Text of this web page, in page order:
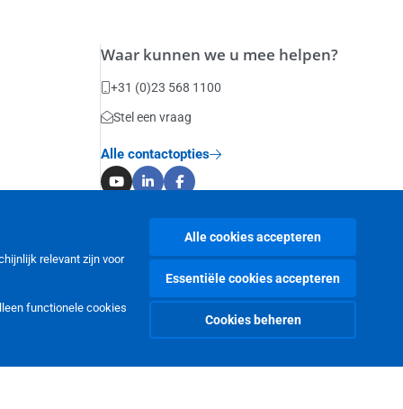
Waar kunnen we u mee helpen?
+31 (0)23 568 1100
Stel een vraag
Alle contactopties
relevant zijn voor
functionele cookies
Alle cookies accepteren
Essentiële cookies accepteren
Cookies beheren